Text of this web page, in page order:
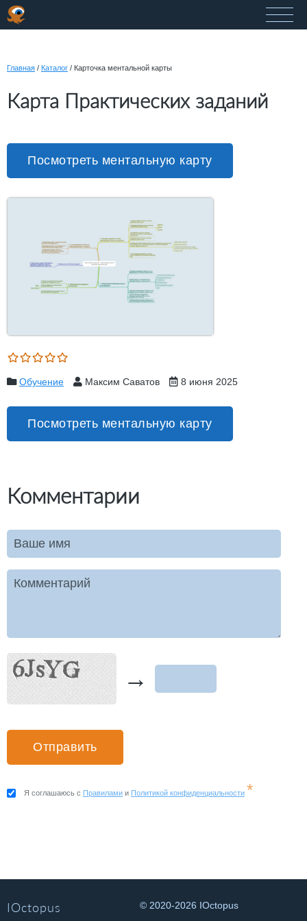
Главная / Каталог / Карточка ментальной карты
Карта Практических заданий
Посмотреть ментальную карту
Обучение Максим Саватов 8 июня 2025
Посмотреть ментальную карту
Комментарии
Ваше имя
Комментарий
→
Я соглашаюсь с Правилами и Политикой конфиденциальности *
IOctopus
© 2020-2026 IOctopus